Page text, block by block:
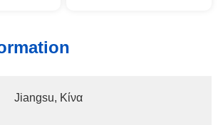
Jiangsu, Κίνα